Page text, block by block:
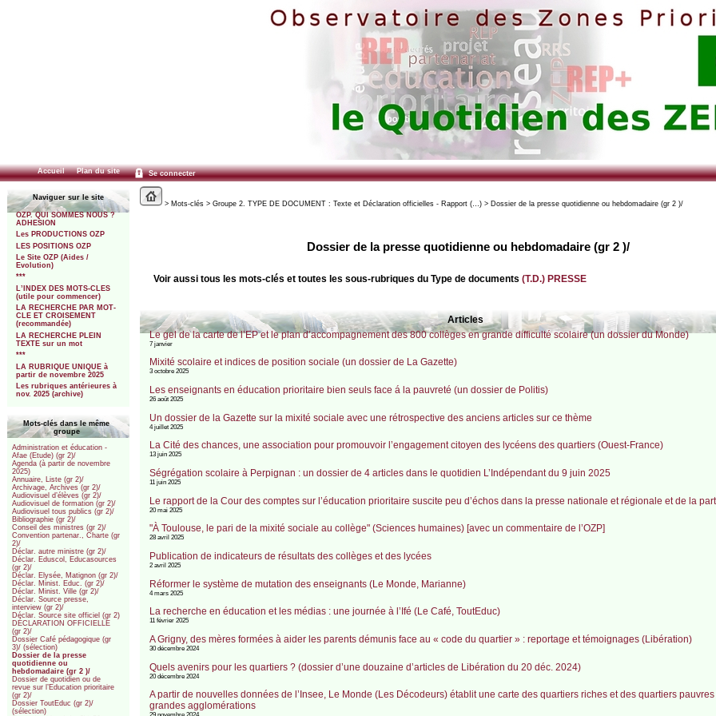
Accueil Plan du site Se connecter
Naviguer sur le site
OZP. QUI SOMMES NOUS ?
ADHESION
Les PRODUCTIONS OZP
LES POSITIONS OZP
Le Site OZP (Aides /
Evolution)
***
L’INDEX DES MOTS-CLES
(utile pour commencer)
LA RECHERCHE PAR MOT-
CLE ET CROISEMENT
(recommandée)
LA RECHERCHE PLEIN
TEXTE sur un mot
***
LA RUBRIQUE UNIQUE à
partir de novembre 2025
Les rubriques antérieures à
nov. 2025 (archive)
Mots-clés dans le même
groupe
Administration et éducation -
Afae (Etude) (gr 2)/
Agenda (à partir de novembre
2025)
Annuaire, Liste (gr 2)/
Archivage, Archives (gr 2)/
Audiovisuel d’élèves (gr 2)/
Audiovisuel de formation (gr 2)/
Audiovisuel tous publics (gr 2)/
Bibliographie (gr 2)/
Conseil des ministres (gr 2)/
Convention partenar., Charte (gr
2)/
Déclar. autre ministre (gr 2)/
Déclar. Eduscol, Educasources
(gr 2)/
Déclar. Elysée, Matignon (gr 2)/
Déclar. Minist. Educ. (gr 2)/
Déclar. Minist. Ville (gr 2)/
Déclar. Source presse,
interview (gr 2)/
Déclar. Source site officiel (gr 2)
DÉCLARATION OFFICIELLE
(gr 2)/
Dossier Café pédagogique (gr
3)/ (sélection)
Dossier de la presse
quotidienne ou
hebdomadaire (gr 2 )/
Dossier de quotidien ou de
revue sur l’Education prioritaire
(gr 2)/
Dossier ToutEduc (gr 2)/
(sélection)
> Mots-clés > Groupe 2. TYPE DE DOCUMENT : Texte et Déclaration officielles - Rapport (…) > Dossier de la presse quotidienne ou hebdomadaire (gr 2 )/
Dossier de la presse quotidienne ou hebdomadaire (gr 2 )/
Voir aussi tous les mots-clés et toutes les sous-rubriques du Type de documents(T.D.) PRESSE
Articles
Le gel de la carte de l’EP et le plan d’accompagnement des 800 collèges en grande difficulté scolaire (un dossier du Monde)
7 janvier
Mixité scolaire et indices de position sociale (un dossier de La Gazette)
3 octobre 2025
Les enseignants en éducation prioritaire bien seuls face á la pauvreté (un dossier de Politis)
26 août 2025
Un dossier de la Gazette sur la mixité sociale avec une rétrospective des anciens articles sur ce thème
4 juillet 2025
La Cité des chances, une association pour promouvoir l’engagement citoyen des lycéens des quartiers (Ouest-France)
13 juin 2025
Ségrégation scolaire à Perpignan : un dossier de 4 articles dans le quotidien L’Indépendant du 9 juin 2025
11 juin 2025
Le rapport de la Cour des comptes sur l’éducation prioritaire suscite peu d’échos dans la presse nationale et régionale et de la
20 mai 2025
"À Toulouse, le pari de la mixité sociale au collège" (Sciences humaines) [avec un commentaire de l’OZP]
28 avril 2025
Publication de indicateurs de résultats des collèges et des lycées
2 avril 2025
Réformer le système de mutation des enseignants (Le Monde, Marianne)
4 mars 2025
La recherche en éducation et les médias : une journée à l’Ifé (Le Café, ToutEduc)
11 février 2025
A Grigny, des mères formées à aider les parents démunis face au « code du quartier » : reportage et témoignages (Libération)
30 décembre 2024
Quels avenirs pour les quartiers ? (dossier d’une douzaine d’articles de Libération du 20 déc. 2024)
20 décembre 2024
A partir de nouvelles données de l’Insee, Le Monde (Les Décodeurs) établit une carte des quartiers riches et des quartiers
grandes agglomérations